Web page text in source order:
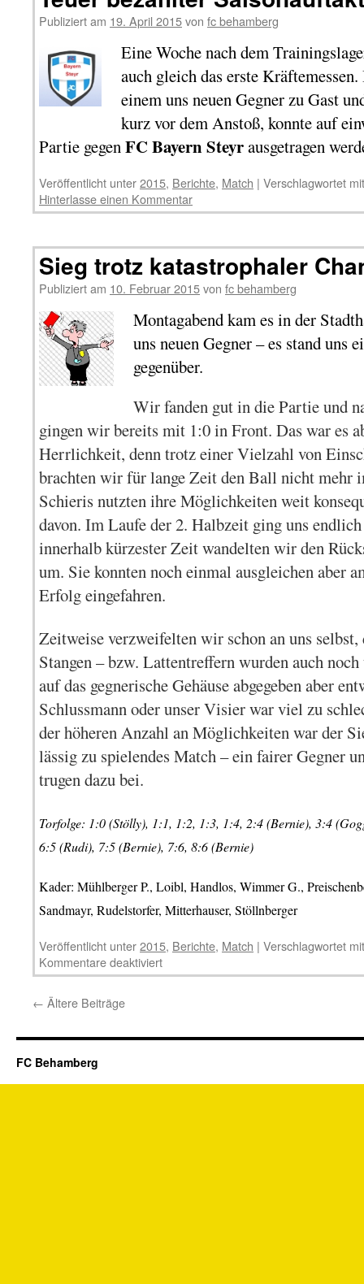
Publiziert am 19. April 2015von fc behamberg
Eine Woche nach dem
auch gleich das erste
einem uns neuen Gegner zu Gast
kurz vor dem Anstoß, konnte auf
Partie gegenFC Bayern Steyrausgetragen
Veröffentlicht unter2015, Berichte, Match | Verschlagwortet mit
Hinterlasse einen Kommentar
Sieg trotz katastrophaler
Publiziert am 10. Februar 2015von fc behamberg
Montagabend kam es in der
uns neuen Gegner – es stand uns
gegenüber.
Wir fanden gut in die Partie und
gingen wir bereits mit 1:0 in Front. Das war es
Herrlichkeit, denn trotz einer Vielzahl von
brachten wir für lange Zeit den Ball nicht mehr
Schieris nutzten ihre Möglichkeiten weit
davon. Im Laufe der 2. Halbzeit ging uns
innerhalb kürzester Zeit wandelten wir den
um. Sie konnten noch einmal ausgleichen aber
Erfolg eingefahren.
Zeitweise verzweifelten wir schon an uns
Stangen – bzw. Lattentreffern wurden auch
auf das gegnerische Gehäuse abgegeben aber
Schlussmann oder unser Visier war viel zu
der höheren Anzahl an Möglichkeiten war der
lässig zu spielendes Match – ein fairer Gegner
trugen dazu bei.
Torfolge: 1:0 (Stölly), 1:1, 1:2, 1:3, 1:4, 2:4 (Bernie), 3:4
6:5 (Rudi), 7:5 (Bernie), 7:6, 8:6 (Bernie)
Kader: Mühlberger P., Loibl, Handlos, Wimmer G.,
Sandmayr, Rudelstorfer, Mitterhauser, Stöllnberger
Veröffentlicht unter2015, Berichte, Match | Verschlagwortet mit
Kommentare deaktiviert
← Ältere Beiträge
FC Behamberg